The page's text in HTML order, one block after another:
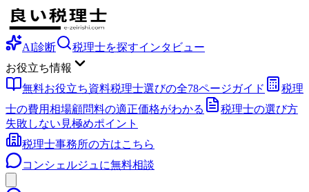
AI診断 税理士を探すインタビュー
お役立ち情報
無料お役立ち資料税理士選びの全78ページガイド
税理
士の費用相場顧問料の適正価格がわかる
税理士の選び方
失敗しない見極めポイント
税理士事務所の方はこちら
コンシェルジュに無料相談